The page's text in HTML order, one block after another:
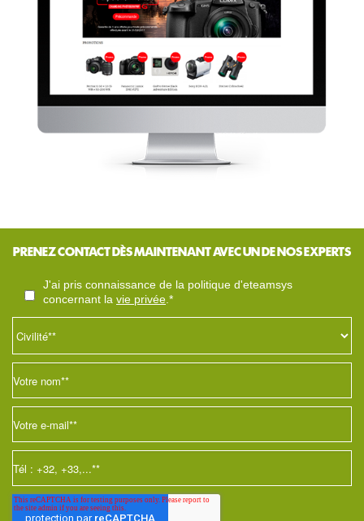
PRENEZ CONTACT DÈS MAINTENANT AVEC UN DE NOS EXPERTS
j'ai pris connaissance de la politique d'eteamsys
concernant la vie privée.*